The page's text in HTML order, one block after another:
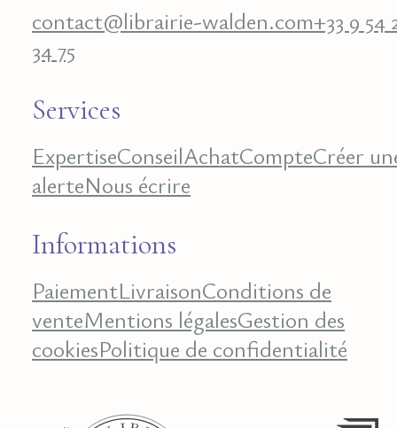
contact@librairie-walden.com+33 9 54
34 75
Services
ExpertiseConseilAchatCompteCréer
alerteNous écrire
Informations
PaiementLivraisonConditions de
venteMentions légalesGestion des
cookiesPolitique de confidentialité